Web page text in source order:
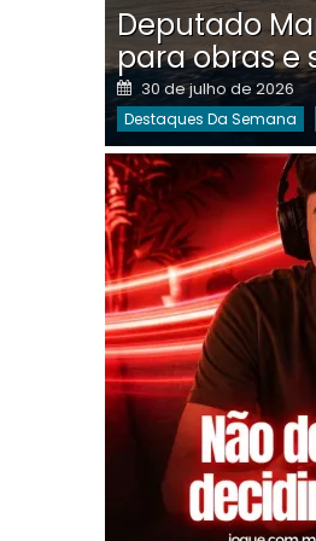
Deputado
para obras e
Posted
on
30 de julho de 2026
Destaques Da Semana